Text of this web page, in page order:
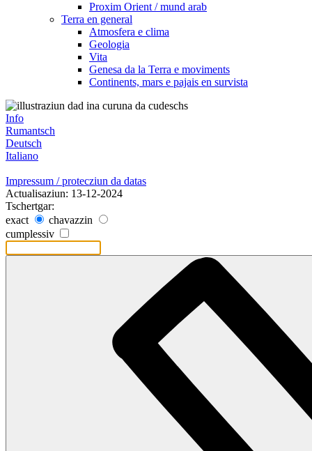
Proxim Orient / mund arab
Terra en general
Atmosfera e clima
Geologia
Vita
Genesa da la Terra e moviments
Continents, mars e pajais en survista
Info
Rumantsch
Deutsch
Italiano
Impressum / protecziun da datas
Actualisaziun: 13-12-2024
Tschertgar:
exact
chavazzin
cumplessiv